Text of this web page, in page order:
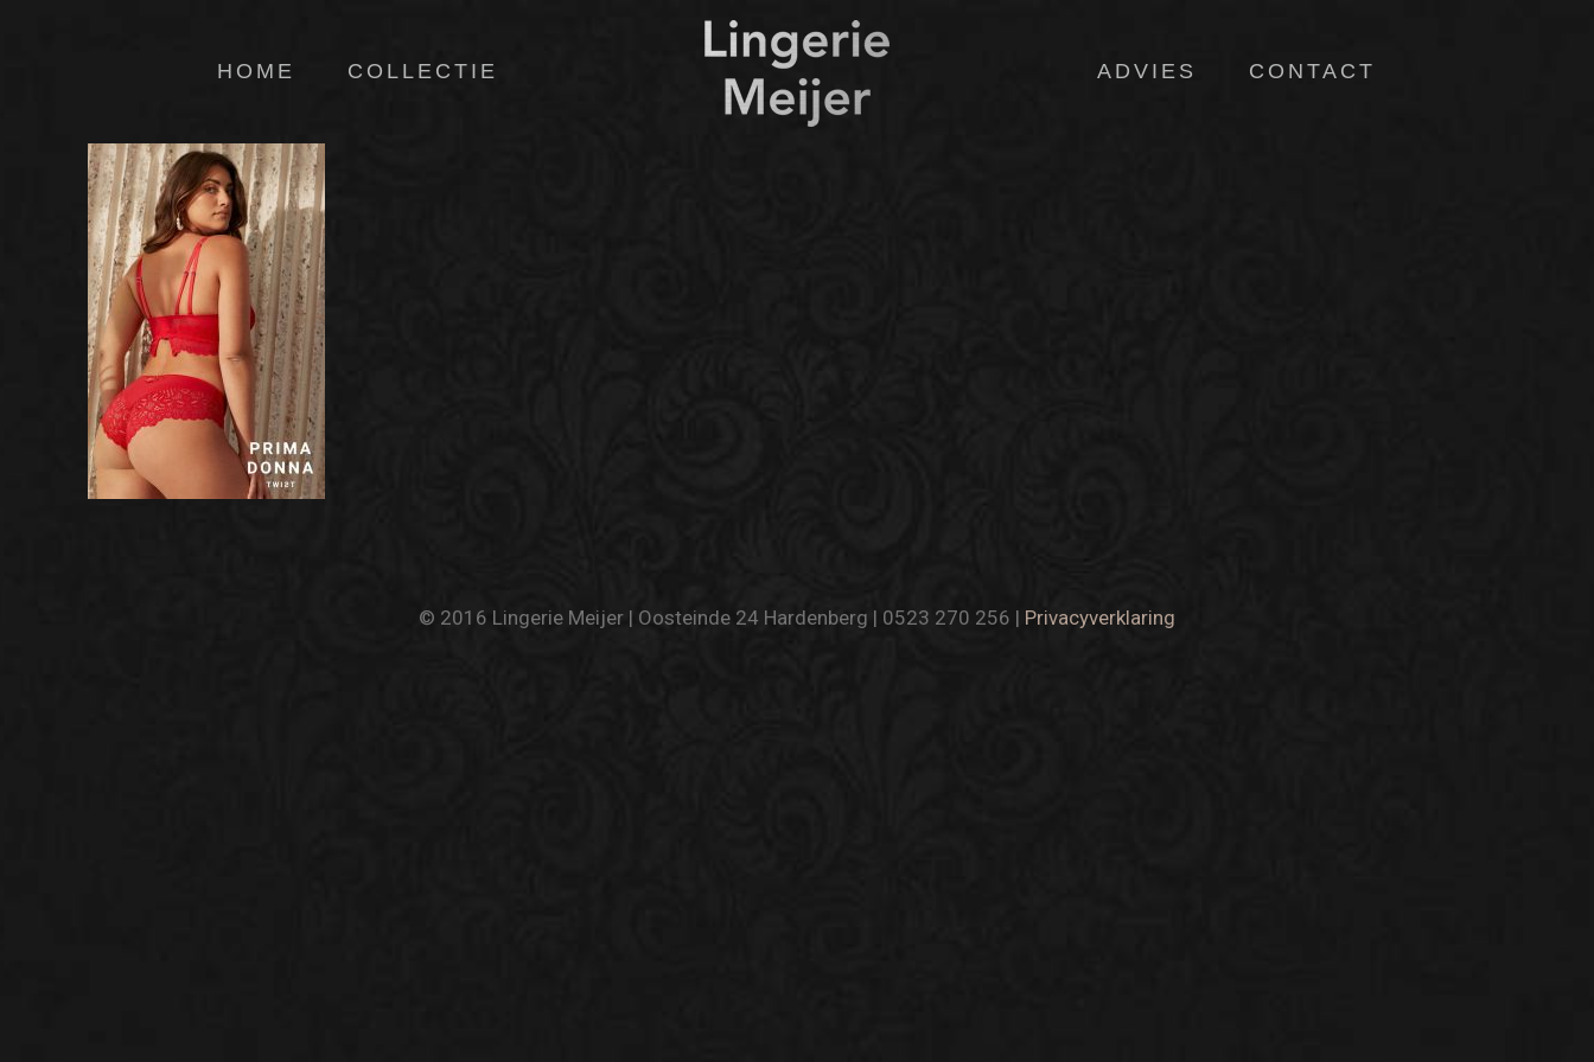
HOME COLLECTIE ADVIES CONTACT
© 2016 Lingerie Meijer | Oosteinde 24 Hardenberg | 0523 270 256 | Privacyverklaring